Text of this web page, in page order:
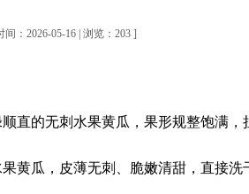
：2026-05-16 | 浏览：203 ]
直的无刺水果黄瓜，果形规整饱满，
黄瓜，皮薄无刺、脆嫩清甜，直接洗